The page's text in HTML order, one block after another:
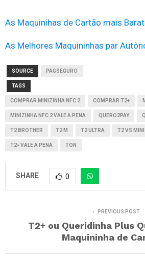
As Maquinihas de Cartão mais
As Melhores Maquininhas par
SOURCE PAGSEGURO
TAGS
COMPRAR MINIZINHA NFC 2 COMPRAR T2+
MINIZINHA NFC 2 VALE A PENA QUERO2PAY
T2 BROTHER T2 M T2 ULTRA T2 VS
T2+ VALE A PENA TON
SHARE 0
PREVIOUS POST
T2+ ou Queridinha Plus
Maquininha de